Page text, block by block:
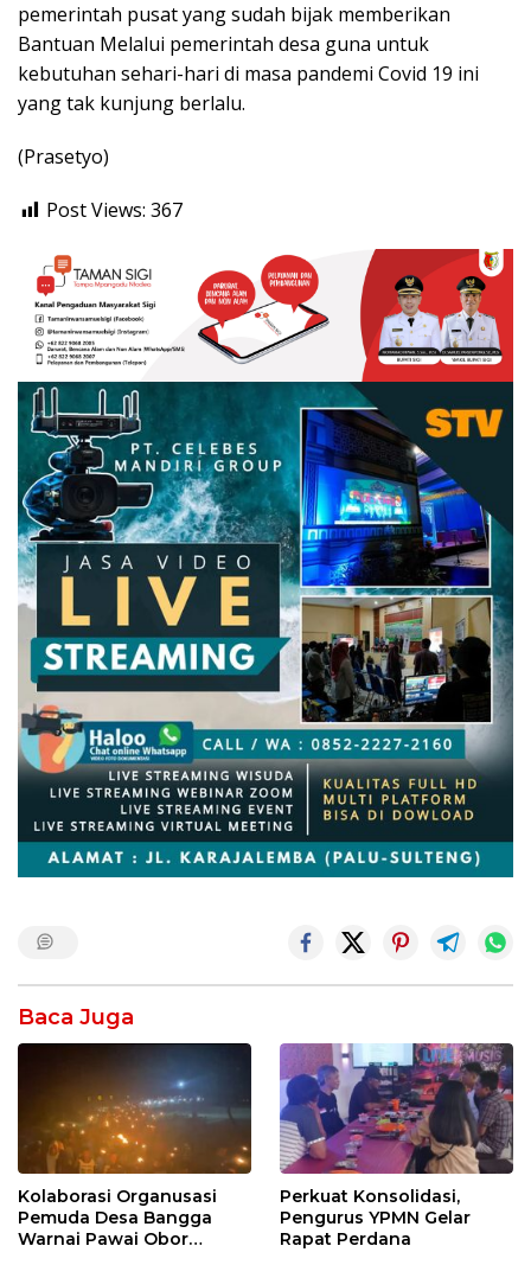
pemerintah pusat yang sudah bijak memberikan
Bantuan Melalui pemerintah desa guna untuk
kebutuhan sehari-hari di masa pandemi Covid 19 ini
yang tak kunjung berlalu.
(Prasetyo)
Post Views: 367
Baca Juga
Kolaborasi Organusasi
Pemuda Desa Bangga
Warnai Pawai Obor
Perkuat Konsolidasi,
Pengurus YPMN Gelar
Rapat Perdana